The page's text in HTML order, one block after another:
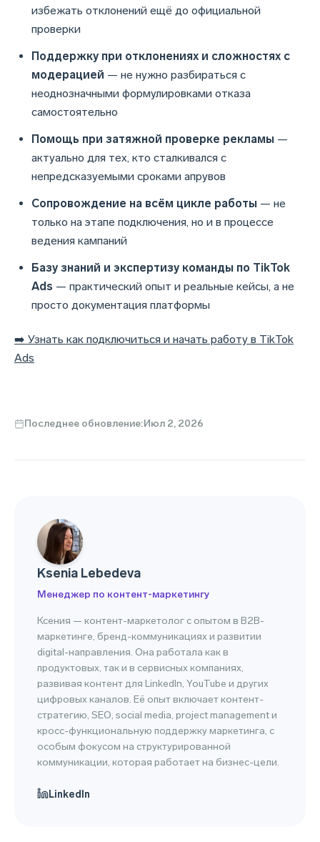
избежать отклонений ещё до официальной
проверки
Поддержку при отклонениях и сложностях с
модерацией — не нужно разбираться с
неоднозначными формулировками отказа
самостоятельно
Помощь при затяжной проверке рекламы —
актуально для тех, кто сталкивался с
непредсказуемыми сроками апрувов
Сопровождение на всём цикле работы — не
только на этапе подключения, но и в процессе
ведения кампаний
Базу знаний и экспертизу команды по TikTok
Ads — практический опыт и реальные кейсы, а не
просто документация платформы
➡️ Узнать как подключиться и начать работу в TikTok
Ads
Последнее обновление:Июл 2, 2026
Ksenia Lebedeva
Менеджер по контент-маркетингу
Ксения — контент-маркетолог с опытом в B2B-
маркетинге, бренд-коммуникациях и развитии
digital-направления. Она работала как в
продуктовых, так и в сервисных компаниях,
развивая контент для LinkedIn, YouTube и других
цифровых каналов. Её опыт включает контент-
стратегию, SEO, social media, project management и
кросс-функциональную поддержку маркетинга, с
особым фокусом на структурированной
коммуникации, которая работает на бизнес-цели.
LinkedIn